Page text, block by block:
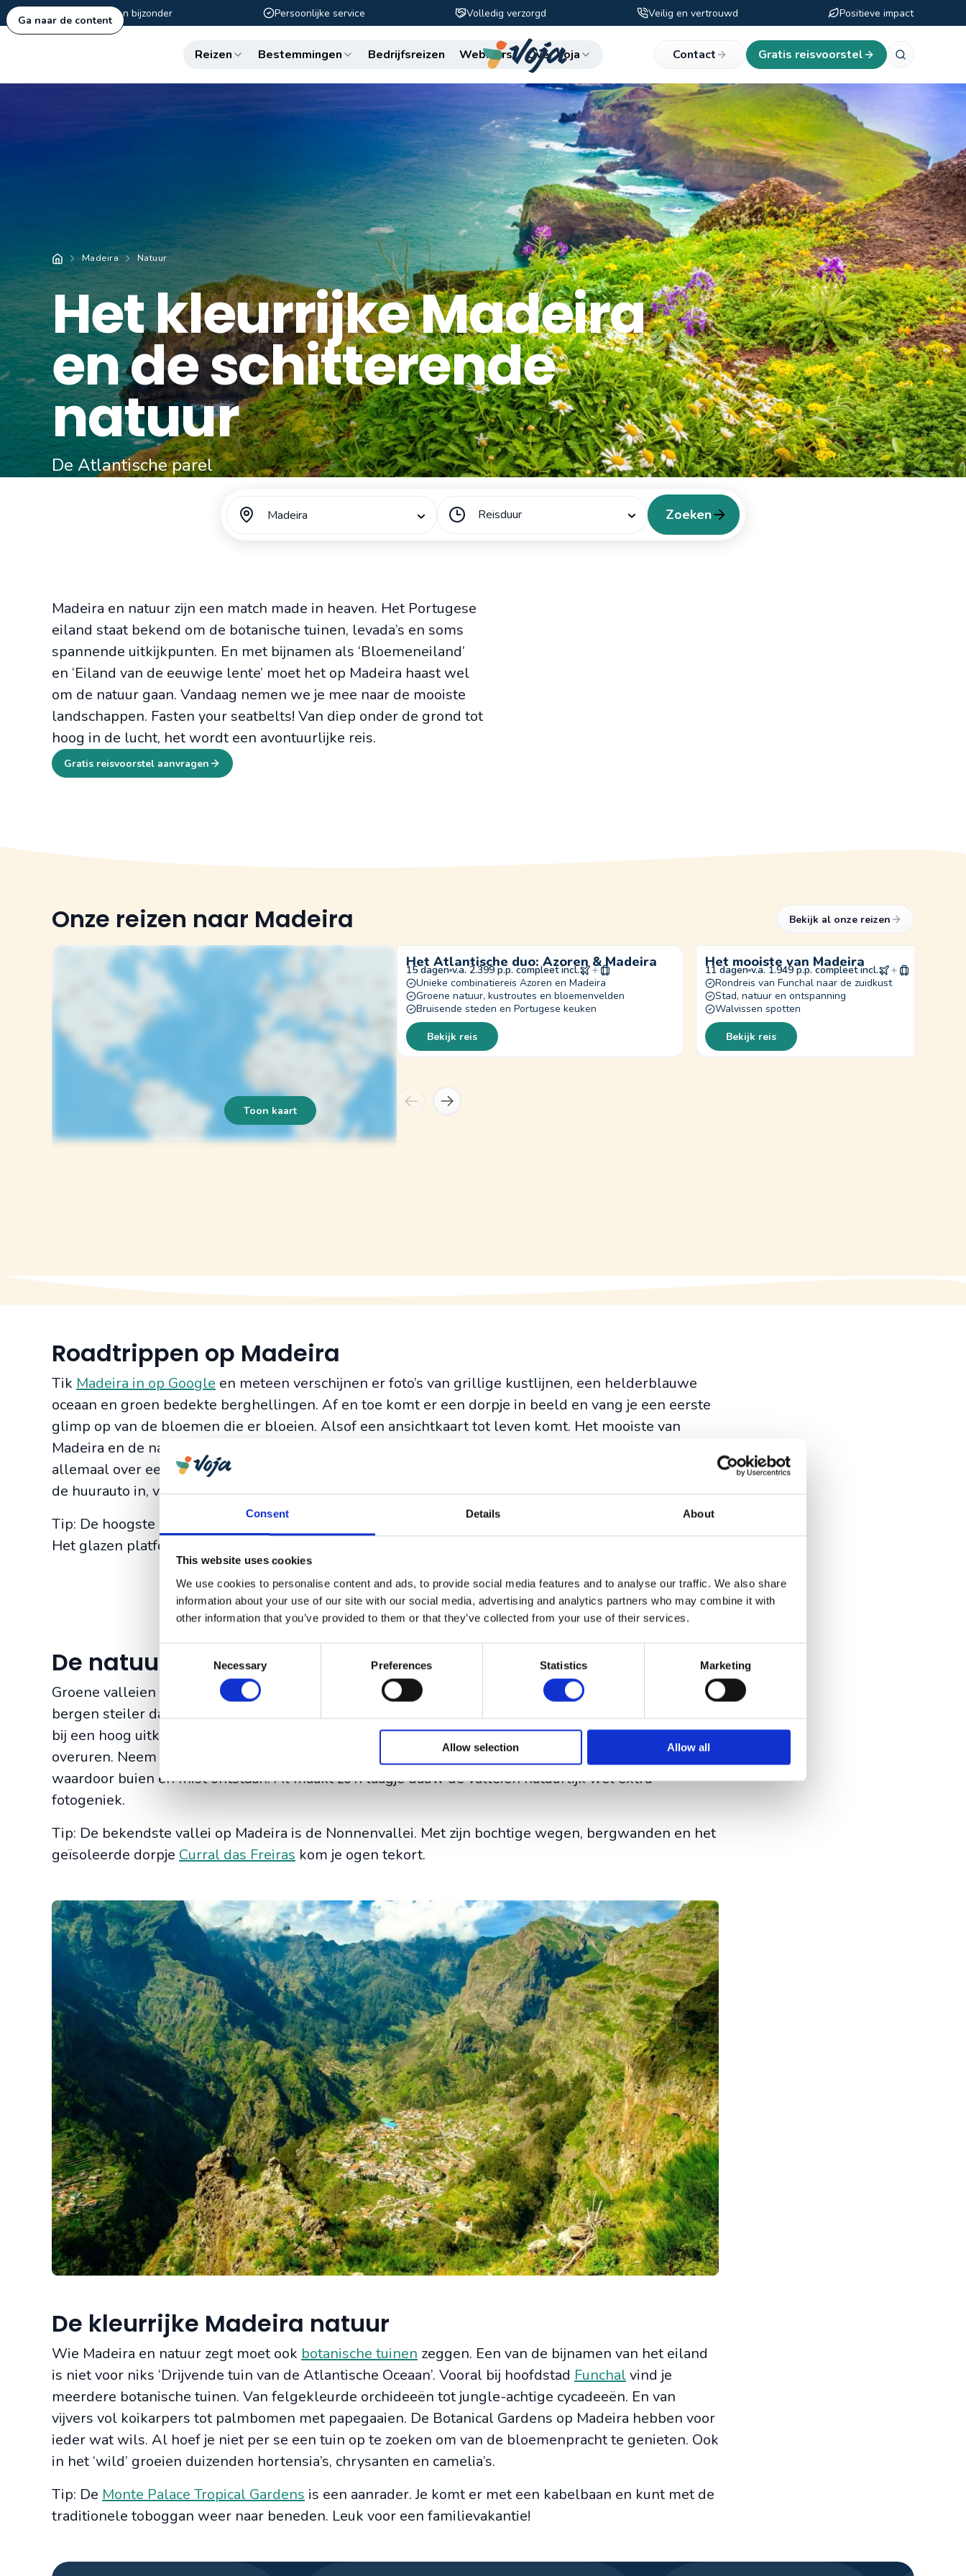
Consent Details About
This website uses cookies
We use cookies to personalise content and ads, to provide social media features and to analyse our traffic. We also share
information about your use of our site with our social media, advertising and analytics partners who may combine it with
other information that you’ve provided to them or that they’ve collected from your use of their services.
Necessary Preferences Statistics Marketing
Allow selection Allow all
Ga naar de content
Authentiek en bijzonder Persoonlijke service Volledig verzorgd Veilig en vertrouwd Positieve impact
Reizen Bestemmingen Bedrijfsreizen Webinars Over Voja Contact Gratis reisvoorstel
Madeira Natuur
Het kleurrijke Madeira
en de schitterende
natuur
De Atlantische parel
Madeira Reisduur Zoeken
Madeira en natuur zijn een match made in heaven. Het Portugese
eiland staat bekend om de botanische tuinen, levada’s en soms
spannende uitkijkpunten. En met bijnamen als ‘Bloemeneiland’
en ‘Eiland van de eeuwige lente’ moet het op Madeira haast wel
om de natuur gaan. Vandaag nemen we je mee naar de mooiste
landschappen. Fasten your seatbelts! Van diep onder de grond tot
hoog in de lucht, het wordt een avontuurlijke reis.
Gratis reisvoorstel aanvragen
Onze reizen naar Madeira Bekijk al onze reizen
Toon kaart
Het Atlantische duo: Azoren & Madeira
15 dagen v.a. 2.399 p.p. compleet incl.
Unieke combinatiereis Azoren en Madeira
Groene natuur, kustroutes en bloemenvelden
Bruisende steden en Portugese keuken
Bekijk reis
Het mooiste van Madeira
11 dagen v.a. 1.949 p.p. compleet incl.
Rondreis van Funchal naar de zuidkust
Stad, natuur en ontspanning
Walvissen spotten
Bekijk reis
Roadtrippen op Madeira
Tik Madeira in op Google en meteen verschijnen er foto’s van grillige kustlijnen, een helderblauwe
oceaan en groen bedekte berghellingen. Af en toe komt er een dorpje in beeld en vang je een eerste
glimp op van de bloemen die er bloeien. Alsof een ansichtkaart tot leven komt. Het mooiste van
Madeira en de natuur? De wegen die langs de kust van het eiland kronkelen. Bij Voja zijn we het er
allemaal over eens datMadeira
de huurauto in, volg de kust en bewonder.
Tip: De hoogste klif van Europa, deCabo Girao
, ligt aan de zuidkust van Madeira en is een stop waard.
Het glazen platform is misschien een tikkeltje spannend, maar ook onvergetelijk.
De natuur op Madeira in het binnenland
Groene valleien waar een regenboog boven hangt, waar koeien grazen en waar de omliggende
bergen steiler dan steil zijn. Ook in het binnenland is de Madeira natuur indrukwekkend. En of je nu
bij een hoog uitkijkpunt staat of de vallei afdaalt via allerlei haarspeldbochten; de fotocamera draait
overuren. Neem vandaag een warm vest mee. Het weer op Madeira kan in de valleien snel omslaan
waardoor buien en mist ontstaan. Al maakt zo’n laagje dauw de valleien natuurlijk wel extra
fotogeniek.
Tip: De bekendste vallei op Madeira is de Nonnenvallei. Met zijn bochtige wegen, bergwanden en het
geïsoleerde dorpje Curral das Freiras kom je ogen tekort.
De kleurrijke Madeira natuur
Wie Madeira en natuur zegt moet ook botanische tuinen zeggen. Een van de bijnamen van het eiland
is niet voor niks ‘Drijvende tuin van de Atlantische Oceaan’. Vooral bij hoofdstad Funchalvind je
meerdere botanische tuinen. Van felgekleurde orchideeën tot jungle-achtige cycadeeën. En van
vijvers vol koikarpers tot palmbomen met papegaaien. De Botanical Gardens op Madeira hebben voor
ieder wat wils. Al hoef je niet per se een tuin op te zoeken om van de bloemenpracht te genieten. Ook
in het ‘wild’ groeien duizenden hortensia’s, chrysanten en camelia’s.
Tip: De Monte Palace Tropical Gardens is een aanrader. Je komt er met een kabelbaan en kunt met de
traditionele toboggan weer naar beneden. Leuk voor een familievakantie!
Zoeken